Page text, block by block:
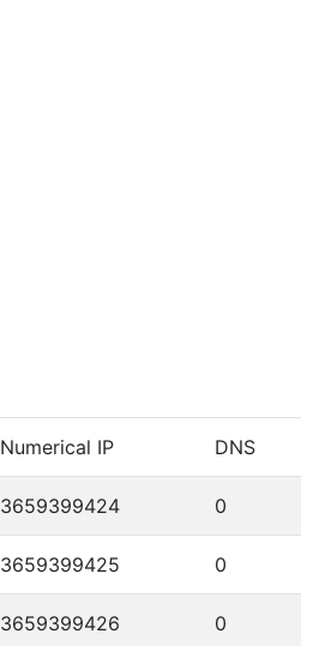
Numerical IP DNS
3659399424 0
3659399425 0
3659399426 0